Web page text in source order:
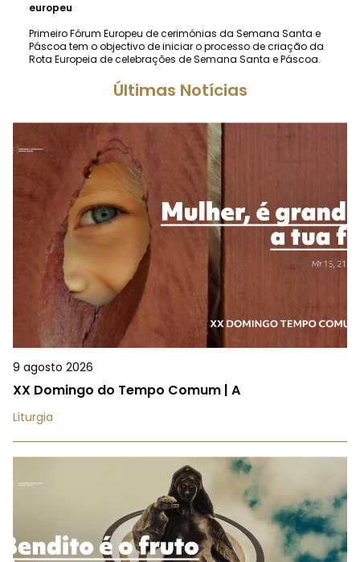
europeu
Primeiro Fórum Europeu de cerimónias da Semana Santa e
Páscoa tem o objectivo de iniciar o processo de criação da
Rota Europeia de celebrações de Semana Santa e Páscoa.
Últimas Notícias
9 agosto 2026
XX Domingo do Tempo Comum | A
Liturgia